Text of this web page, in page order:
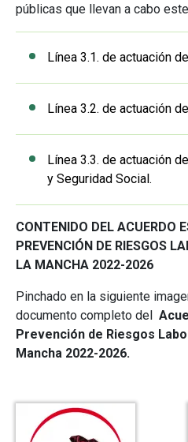
públicas que llevan a cabo
Línea 3.1. de actuación
Línea 3.2. de actuación
Línea 3.3. de actuación
y Seguridad Social.
CONTENIDO DEL ACUERDO
PREVENCIÓN DE RIESGOS
LA MANCHA 2022-2026
Pinchado en la siguiente
documento completo del
Prevención de Riesgos
Mancha 2022-2026.